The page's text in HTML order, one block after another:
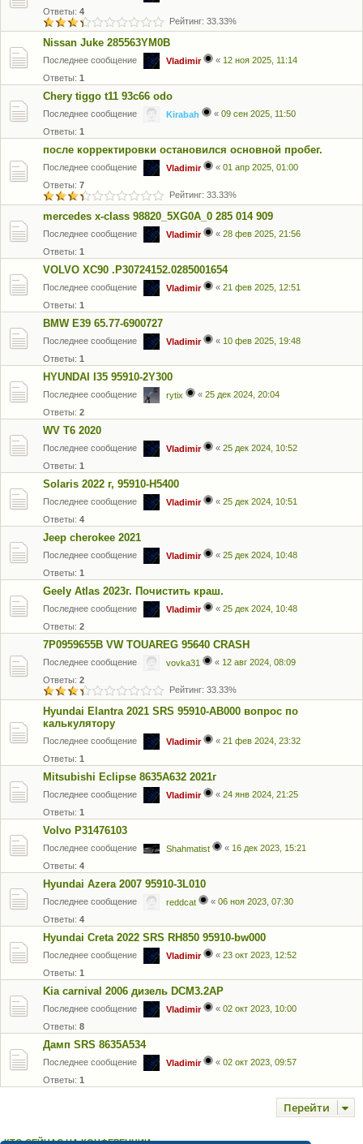
Ответы: 4
Рейтинг: 33.33%
Nissan Juke 285563YM0B
Последнее сообщение Vladimir « 12 ноя 2025, 11:14
Ответы: 1
Chery tiggo t11 93c66 odo
Последнее сообщение Kirabah « 09 сен 2025, 11:50
Ответы: 1
после корректировки остановился основной пробег.
Последнее сообщение Vladimir « 01 апр 2025, 01:00
Ответы: 7
Рейтинг: 33.33%
mercedes x-class 98820_5XG0A_0 285 014 909
Последнее сообщение Vladimir « 28 фев 2025, 21:56
Ответы: 1
VOLVO XC90 .P30724152.0285001654
Последнее сообщение Vladimir « 21 фев 2025, 12:51
Ответы: 1
BMW E39 65.77-6900727
Последнее сообщение Vladimir « 10 фев 2025, 19:48
Ответы: 1
HYUNDAI I35 95910-2Y300
Последнее сообщение rytix « 25 дек 2024, 20:04
Ответы: 2
WV T6 2020
Последнее сообщение Vladimir « 25 дек 2024, 10:52
Ответы: 1
Solaris 2022 г, 95910-H5400
Последнее сообщение Vladimir « 25 дек 2024, 10:51
Ответы: 4
Jeep cherokee 2021
Последнее сообщение Vladimir « 25 дек 2024, 10:48
Ответы: 1
Geely Atlas 2023г. Почистить краш.
Последнее сообщение Vladimir « 25 дек 2024, 10:48
Ответы: 2
7P0959655B VW TOUAREG 95640 CRASH
Последнее сообщение vovka31 « 12 авг 2024, 08:09
Ответы: 2
Рейтинг: 33.33%
Hyundai Elantra 2021 SRS 95910-AB000 вопрос по
калькулятору
Последнее сообщение Vladimir « 21 фев 2024, 23:32
Ответы: 1
Mitsubishi Eclipse 8635A632 2021г
Последнее сообщение Vladimir « 24 янв 2024, 21:25
Ответы: 1
Volvo P31476103
Последнее сообщение Shahmatist « 16 дек 2023, 15:21
Ответы: 4
Hyundai Azera 2007 95910-3L010
Последнее сообщение reddcat « 06 ноя 2023, 07:30
Ответы: 4
Hyundai Creta 2022 SRS RH850 95910-bw000
Последнее сообщение Vladimir « 23 окт 2023, 12:52
Ответы: 1
Kia carnival 2006 дизель DCM3.2AP
Последнее сообщение Vladimir « 02 окт 2023, 10:00
Ответы: 8
Дамп SRS 8635A534
Последнее сообщение Vladimir « 02 окт 2023, 09:57
Ответы: 1
Перейти